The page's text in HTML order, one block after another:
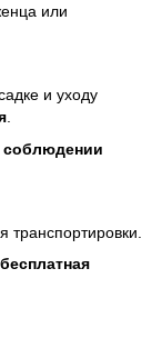
или
и уходу
соблюдении
транспортировки.
бесплатная